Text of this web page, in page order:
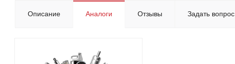
Описание Аналоги Отзывы Задать вопрос